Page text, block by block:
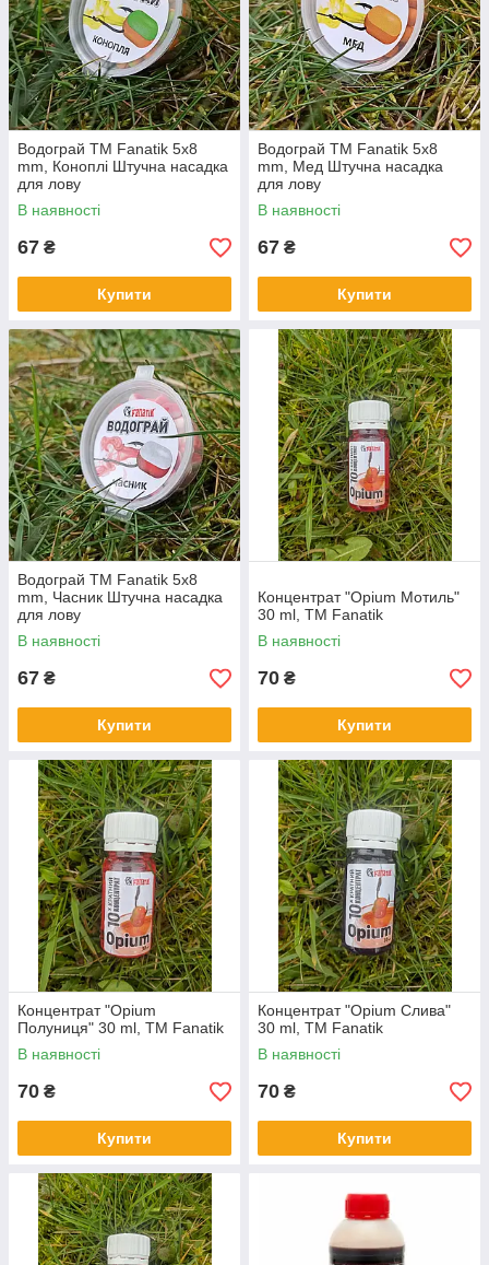
Водограй ТМ Fanatik 5х8
mm, Коноплі Штучна насадка
для лову
В наявності
67 ₴
Купити
Водограй ТМ Fanatik 5х8
mm, Мед Штучна насадка
для лову
В наявності
67 ₴
Купити
Водограй ТМ Fanatik 5х8
mm, Часник Штучна насадка
для лову
В наявності
67 ₴
Купити
Концентрат "Opium Мотиль"
30 ml, ТМ Fanatik
В наявності
70 ₴
Купити
Концентрат "Opium
Полуниця" 30 ml, ТМ Fanatik
В наявності
70 ₴
Купити
Концентрат "Оpium Слива"
30 ml, ТМ Fanatik
В наявності
70 ₴
Купити